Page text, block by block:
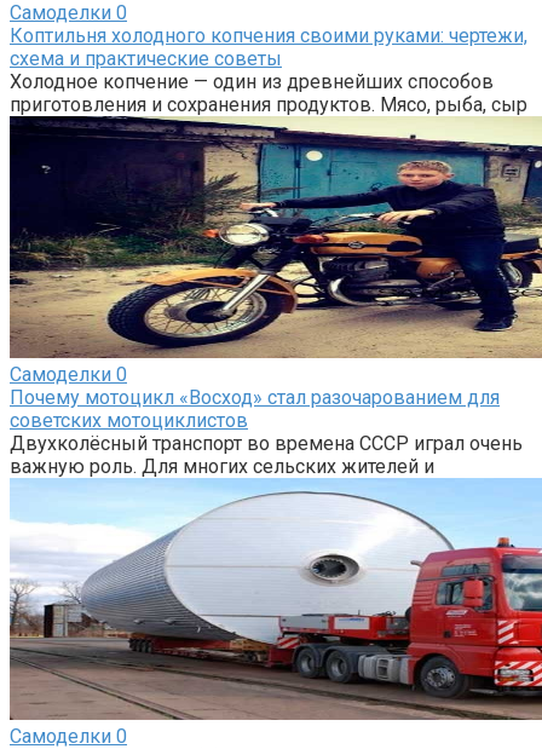
Самоделки 0
Коптильня холодного копчения своими руками: чертежи,
схема и практические советы
Холодное копчение — один из древнейших способов
приготовления и сохранения продуктов. Мясо, рыба, сыр
Самоделки 0
Почему мотоцикл «Восход» стал разочарованием для
советских мотоциклистов
Двухколёсный транспорт во времена СССР играл очень
важную роль. Для многих сельских жителей и
Самоделки 0